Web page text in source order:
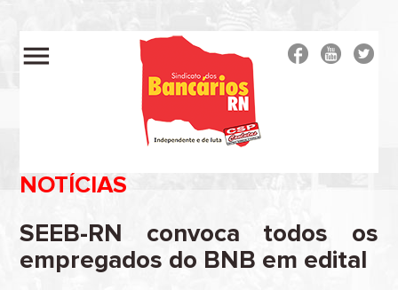
menu
NOTÍCIAS
SEEB-RN convoca todos os
empregados do BNB em edital